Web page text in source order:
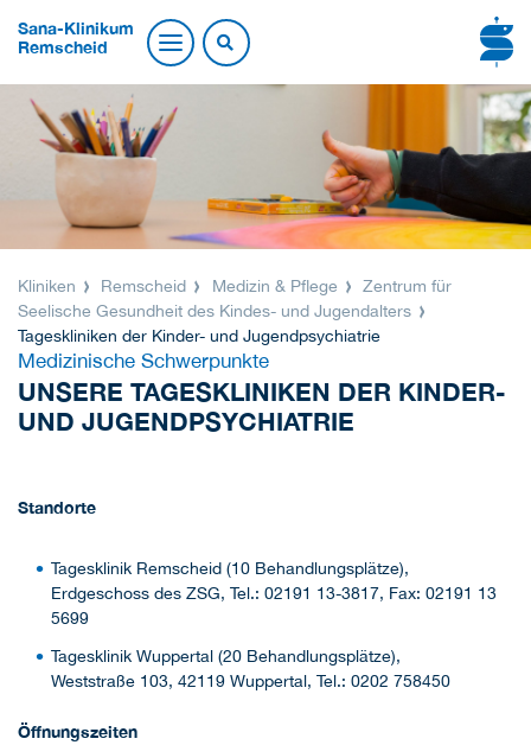
Sana-Klinikum
Remscheid
Kliniken Remscheid Medizin & Pflege
Zentrum für
Seelische Gesundheit des Kindes- und Jugendalters
Tageskliniken der Kinder- und Jugendpsychiatrie
Medizinische Schwerpunkte
UNSERE TAGESKLINIKEN DER KINDER-
UND JUGENDPSYCHIATRIE
Standorte
Tagesklinik Remscheid (10 Behandlungsplätze),
Erdgeschoss des ZSG, Tel.: 02191 13-3817, Fax: 02191 13
5699
Tagesklinik Wuppertal (20 Behandlungsplätze),
Weststraße 103, 42119 Wuppertal, Tel.: 0202 758450
Öffnungszeiten